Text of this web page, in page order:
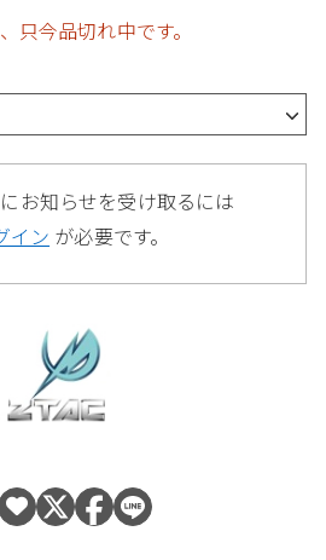
只今品切れ中です。
お知らせを受け取るには
イン が必要です。